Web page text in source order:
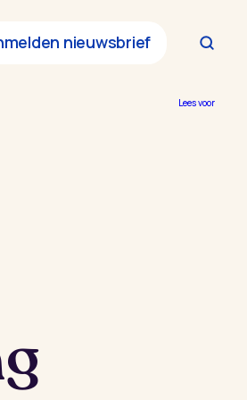
nieuwsbrief
Lees voor